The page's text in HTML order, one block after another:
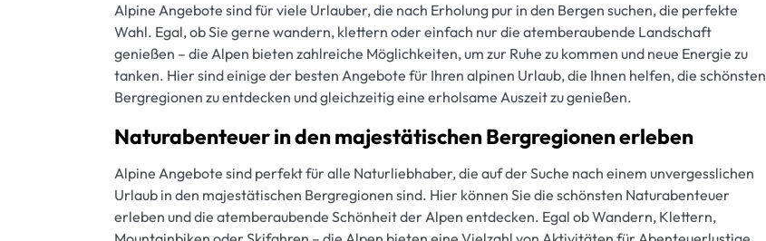
Alpine Angebote sind für viele Urlauber, die nach Erholung pur in den Bergen suchen, die perfekte
Wahl. Egal, ob Sie gerne wandern, klettern oder einfach nur die atemberaubende Landschaft
genießen – die Alpen bieten zahlreiche Möglichkeiten, um zur Ruhe zu kommen und neue Energie zu
tanken. Hier sind einige der besten Angebote für Ihren alpinen Urlaub, die Ihnen helfen, die schönsten
Bergregionen zu entdecken und gleichzeitig eine erholsame Auszeit zu genießen.
Naturabenteuer in den majestätischen Bergregionen erleben
Alpine Angebote sind perfekt für alle Naturliebhaber, die auf der Suche nach einem unvergesslichen
Urlaub in den majestätischen Bergregionen sind. Hier können Sie die schönsten Naturabenteuer
erleben und die atemberaubende Schönheit der Alpen entdecken. Egal ob Wandern, Klettern,